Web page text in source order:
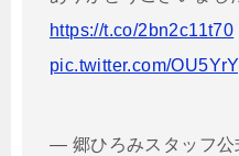
https://t.co/2bn2c11t70
pic.twitter.com/
— 郷ひろみスタッフ公